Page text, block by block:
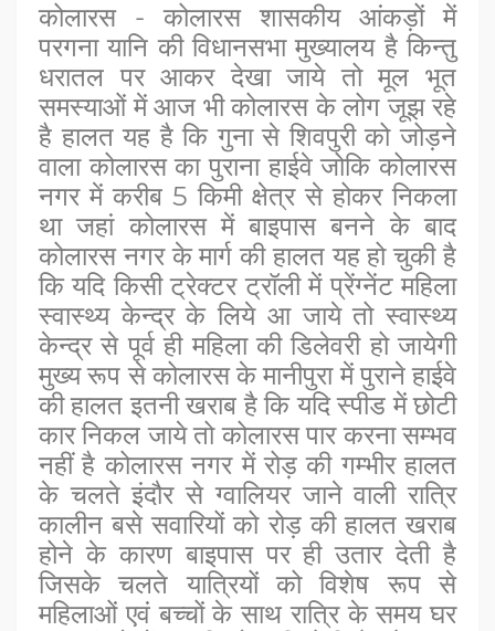
कोलारस - कोलारस शासकीय आंकड़ों में
परगना यानि की विधानसभा मुख्यालय है किन्तु
धरातल पर आकर देखा जाये तो मूल भूत
समस्याओं में आज भी कोलारस के लोग जूझ रहे
है हालत यह है कि गुना से शिवपुरी को जोड़ने
वाला कोलारस का पुराना हाईवे जोकि कोलारस
नगर में करीब 5 किमी क्षेत्र से होकर निकला
था जहां कोलारस में बाइपास बनने के बाद
कोलारस नगर के मार्ग की हालत यह हो चुकी है
कि यदि किसी ट्रेक्टर ट्रॉली में प्रेंग्नेंट महिला
स्वास्थ्य केन्द्र के लिये आ जाये तो स्वास्थ्य
केन्द्र से पूर्व ही महिला की डिलेवरी हो जायेगी
मुख्य रूप से कोलारस के मानीपुरा में पुराने हाईवे
की हालत इतनी खराब है कि यदि स्पीड में छोटी
कार निकल जाये तो कोलारस पार करना सम्भव
नहीं है कोलारस नगर में रोड़ की गम्भीर हालत
के चलते इंदौर से ग्वालियर जाने वाली रात्रि
कालीन बसे सवारियों को रोड़ की हालत खराब
होने के कारण बाइपास पर ही उतार देती है
जिसके चलते यात्रियों को विशेष रूप से
महिलाओं एवं बच्चों के साथ रात्रि के समय घर